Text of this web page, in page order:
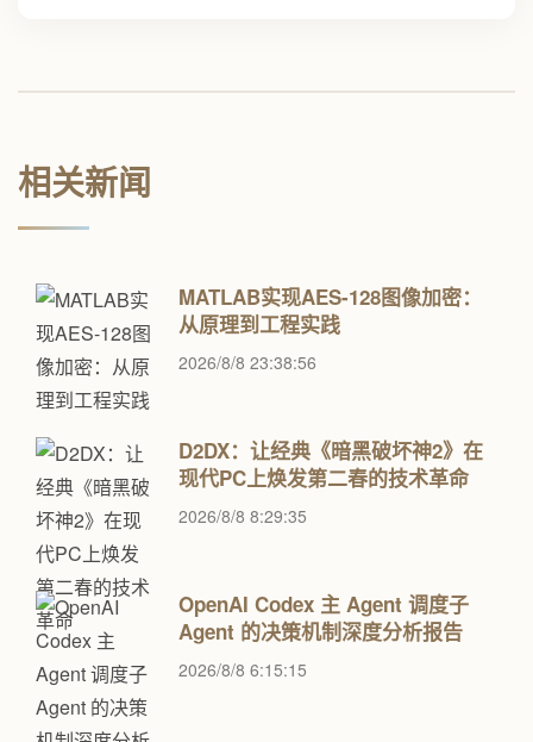
相关新闻
MATLAB实现AES-128图像加密：
从原理到工程实践
2026/8/8 23:38:56
D2DX：让经典《暗黑破坏神2》在
现代PC上焕发第二春的技术革命
2026/8/8 8:29:35
OpenAI Codex 主 Agent 调度子
Agent 的决策机制深度分析报告​
2026/8/8 6:15:15